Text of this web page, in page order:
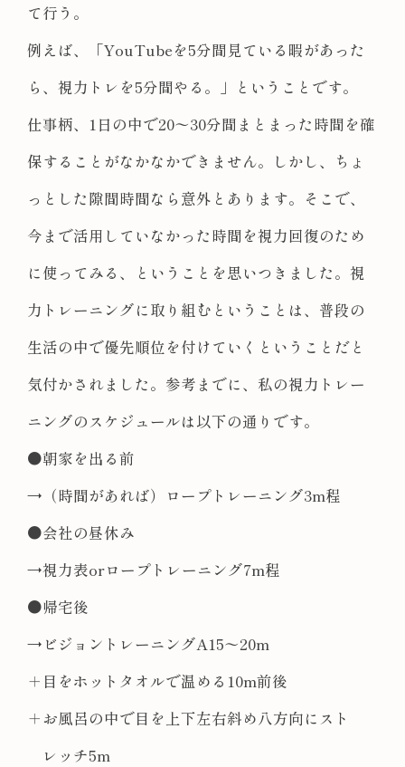
て行う。
例えば、「YouTubeを5分間見ている暇があった
ら、視力トレを5分間やる。」ということです。
仕事柄、1日の中で20〜30分間まとまった時間を確
保することがなかなかできません。しかし、ちょ
っとした隙間時間なら意外とあります。そこで、
今まで活用していなかった時間を視力回復のため
に使ってみる、ということを思いつきました。視
力トレーニングに取り組むということは、普段の
生活の中で優先順位を付けていくということだと
気付かされました。参考までに、私の視力トレー
ニングのスケジュールは以下の通りです。
●朝家を出る前
→（時間があれば）ロープトレーニング3m程
●会社の昼休み
→視力表orロープトレーニング7m程
●帰宅後
→ビジョントレーニングA15〜20m
＋目をホットタオルで温める10m前後
＋お風呂の中で目を上下左右斜め八方向にスト
レッチ5m